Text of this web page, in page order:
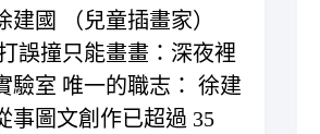
建國 （兒童插畫家）
誤撞只能畫畫：深夜裡
驗室 唯一的職志： 徐建
事圖文創作已超過 35